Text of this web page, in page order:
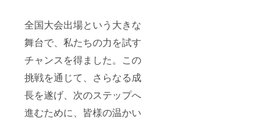
全国大会出場という大きな
舞台で、私たちの力を試す
チャンスを得ました。この
挑戦を通じて、さらなる成
長を遂げ、次のステップへ
進むために、皆様の温かい